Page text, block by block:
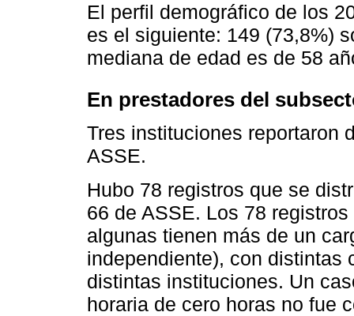
El perfil demográfico de los
es el siguiente: 149 (73,8%)
mediana de edad es de 58
En prestadores del
Tres instituciones reportaron
ASSE.
Hubo 78 registros que se
66 de ASSE. Los 78
algunas tienen más de un
independiente), con distintas
distintas instituciones. Un
horaria de cero horas no fue